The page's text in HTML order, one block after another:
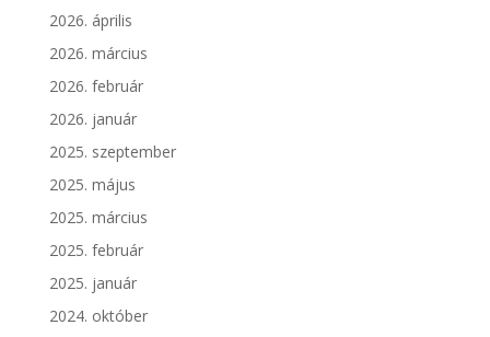
2026. április
2026. március
2026. február
2026. január
2025. szeptember
2025. május
2025. március
2025. február
2025. január
2024. október